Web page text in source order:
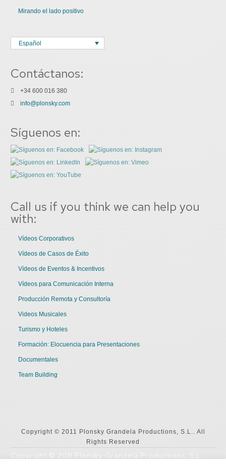
Mirando el lado positivo
Español
Contáctanos:
+34 600 016 380
info@plonsky.com
Síguenos en:
Call us if you think we can help you
with:
Vídeos Corporativos
Vídeos de Casos de Éxito
Vídeos de Eventos & Incentivos
Vídeos para Comunicación Interna
Producción Remota y Consultoría
Videos Musicales
Turismo y Hoteles
Formación: Elocuencia para Presentaciones
Documentales
Team Building
Copyright © 2011 Plonsky Grandela Productions, S.L.. All
Rights Reserved
Copyright © 2011 Plonsky Grandela Productions, S.L..